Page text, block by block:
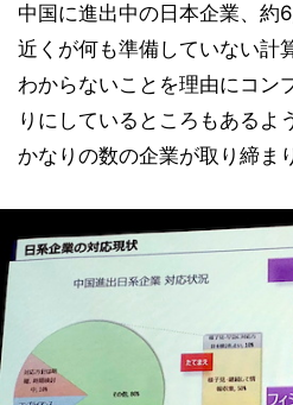
中国に進出中の日本企業、
近くが何も準備していない計
わからないことを理由にコン
りにしているところもあるよ
かなりの数の企業が取り締ま